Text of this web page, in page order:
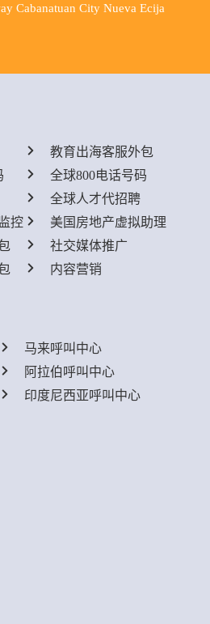
Cabanatuan City Nueva Ecija
控
教育出海客服外包
全球800电话号码
全球人才代招聘
美国房地产虚拟助理
社交媒体推广
内容营销
马来呼叫中心
阿拉伯呼叫中心
印度尼西亚呼叫中心